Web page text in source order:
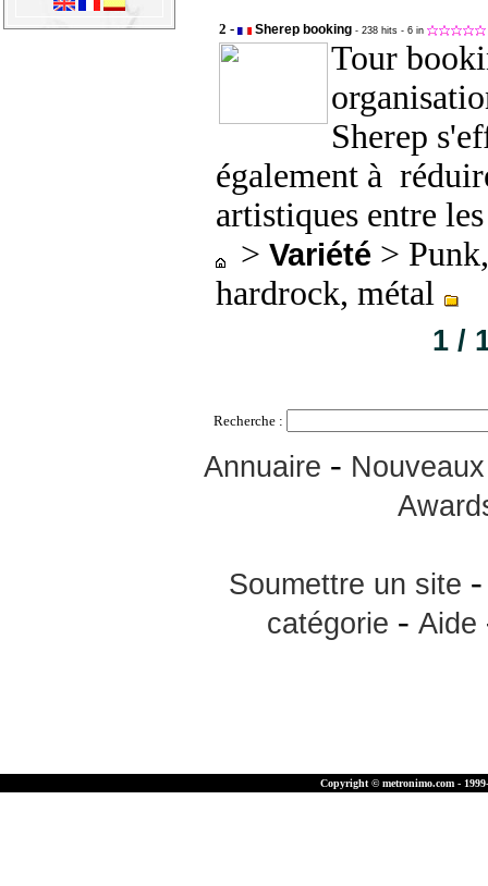
2 - Sherep booking - 238 hits - 6 in
Tour
Sherep
également à
artistiques entre
> Variété >
hardrock, métal
1 /
Recherche :
Annuaire -
Soumettre un site
catégorie - Aide
Copyright © metronimo.com -